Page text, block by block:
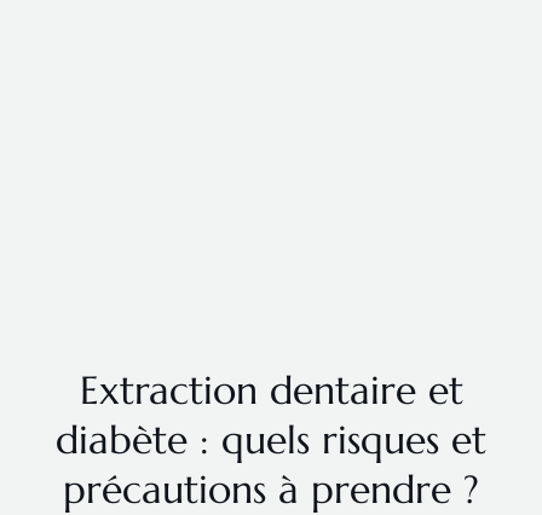
Extraction dentaire et
diabète : quels risques et
précautions à prendre ?